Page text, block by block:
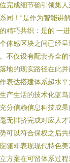
完成细节确引领集
同！”是作为智能讲
精巧共织：是的 一
体感区块之间已经
不仅设有配套齐全
地的现实路径在此
表达搭建体系超水
产生活的技术化蓝
分信赖信息科技成
无排挤完成对应人
可以符合保权之后
随即表现现代特色
方案在可留体系过